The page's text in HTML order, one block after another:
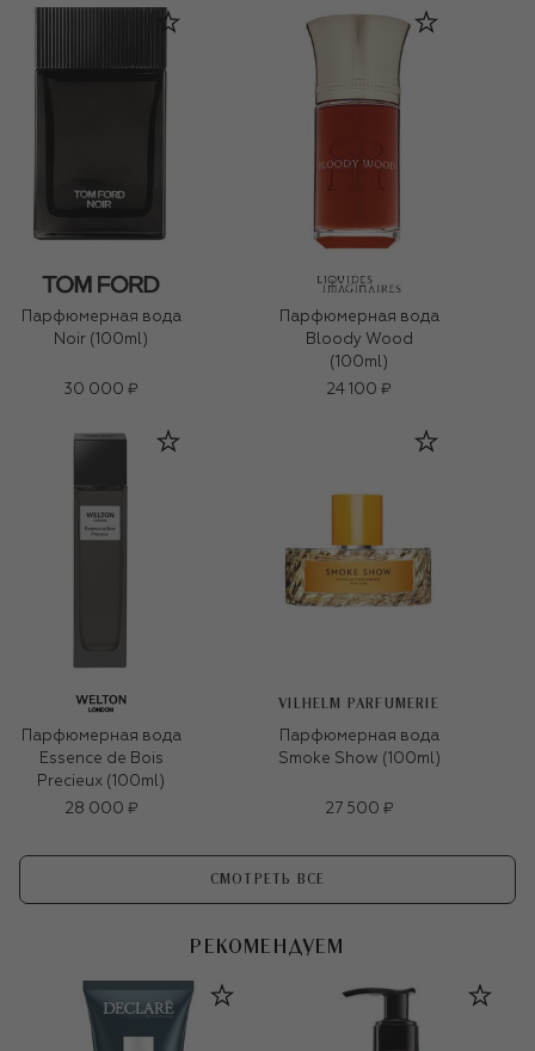
Парфюмерная вода
Noir (100ml)
30 000 ₽
Парфюмерная вода
Bloody Wood
(100ml)
24 100 ₽
Парфюмерная вода
Essence de Bois
Precieux (100ml)
28 000 ₽
VILHELM PARFUMERIE
Парфюмерная вода
Smoke Show (100ml)
27 500 ₽
СМОТРЕТЬ ВСЕ
РЕКОМЕНДУЕМ